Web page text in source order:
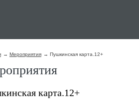
Мероприятия Пушкинская карта.12+
карта.12+